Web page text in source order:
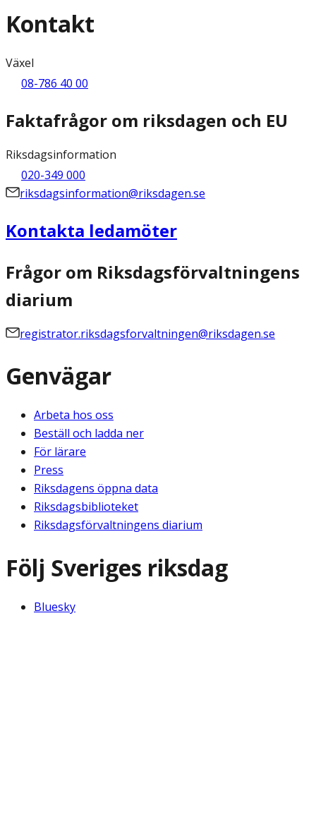
Kontakt
Växel
08-786 40 00
Faktafrågor om riksdagen och EU
Riksdagsinformation
020-349 000
riksdagsinformation@riksdagen.se
Kontakta ledamöter
Frågor om Riksdagsförvaltningens
diarium
registrator.riksdagsforvaltningen@riksdagen.se
Genvägar
Arbeta hos oss
Beställ och ladda ner
För lärare
Press
Riksdagens öppna data
Riksdagsbiblioteket
Riksdagsförvaltningens diarium
Följ Sveriges riksdag
Bluesky